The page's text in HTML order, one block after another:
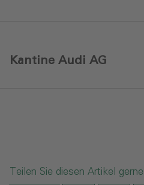
Kantine Audi AG‎
Teilen Sie diesen Artikel gerne